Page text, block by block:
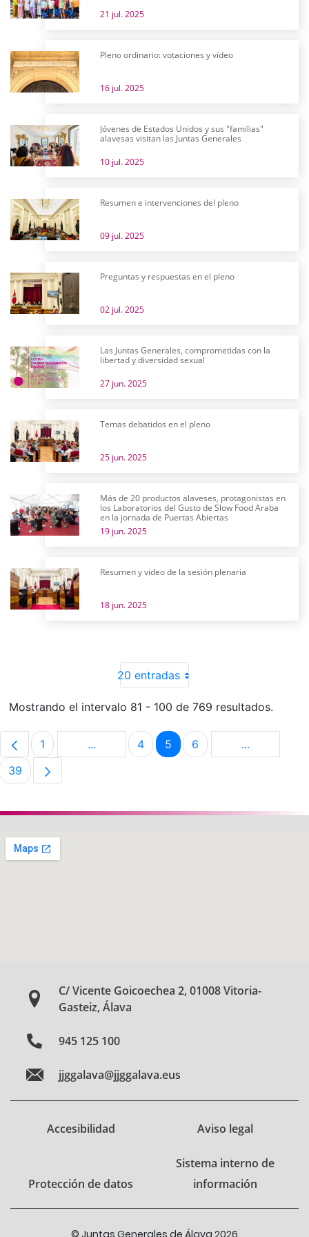
21 jul. 2025
Pleno ordinario: votaciones y vídeo
16 jul. 2025
Jóvenes de Estados Unidos y sus "familias"
alavesas visitan las Juntas Generales
10 jul. 2025
Resumen e intervenciones del pleno
09 jul. 2025
Preguntas y respuestas en el pleno
02 jul. 2025
Las Juntas Generales, comprometidas con la
libertad y diversidad sexual
27 jun. 2025
Temas debatidos en el pleno
25 jun. 2025
Más de 20 productos alaveses, protagonistas en
los Laboratorios del Gusto de Slow Food Araba
en la jornada de Puertas Abiertas
19 jun. 2025
Resumen y video de la sesión plenaria
18 jun. 2025
20 entradas
Mostrando el intervalo 81 - 100 de 769 resultados.
Página
1 ...Páginas intermedias Use TAB para
Página
4 Página
5 Página
6 ...Páginas
Página
39
C/ Vicente Goicoechea 2, 01008 Vitoria-
Gasteiz, Álava
945 125 100
jjggalava@jjggalava.eus
Accesibilidad Aviso legal
Protección de datos
Sistema interno de
información